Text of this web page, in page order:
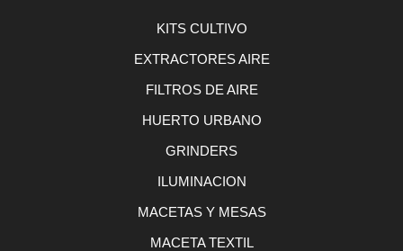
KITS CULTIVO
EXTRACTORES AIRE
FILTROS DE AIRE
HUERTO URBANO
GRINDERS
ILUMINACION
MACETAS Y MESAS
MACETA TEXTIL